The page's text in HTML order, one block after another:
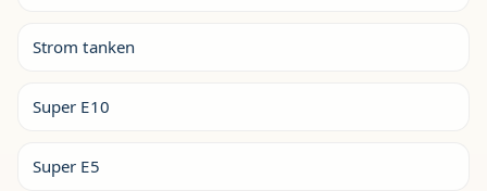
Strom tanken
Super E10
Super E5